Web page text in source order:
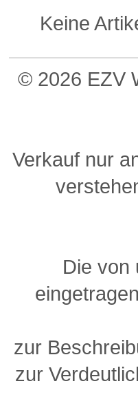
Keine
© 2026 EZV
Verkauf nur
Die von
zur
zur